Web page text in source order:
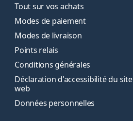
Tout sur vos achats
Modes de paiement
Modes de livraison
Points relais
Conditions générales
Déclaration d'accessibilité du site
web
Données personnelles